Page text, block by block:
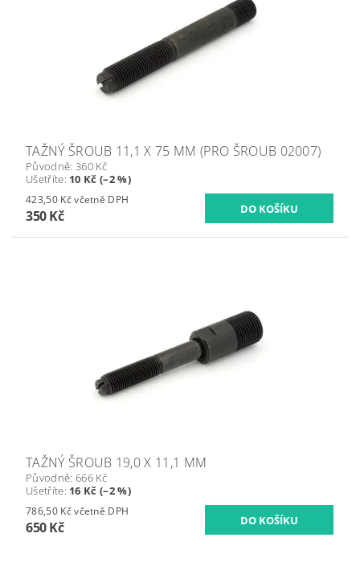
TAŽNÝ ŠROUB 11,1 X 75 MM (PRO ŠROUB 02007)
Původně: 360 Kč
Ušetříte: 10 Kč (–2 %)
423,50 Kč včetně DPH
350 Kč
TAŽNÝ ŠROUB 19,0 X 11,1 MM
Původně: 666 Kč
Ušetříte: 16 Kč (–2 %)
786,50 Kč včetně DPH
650 Kč